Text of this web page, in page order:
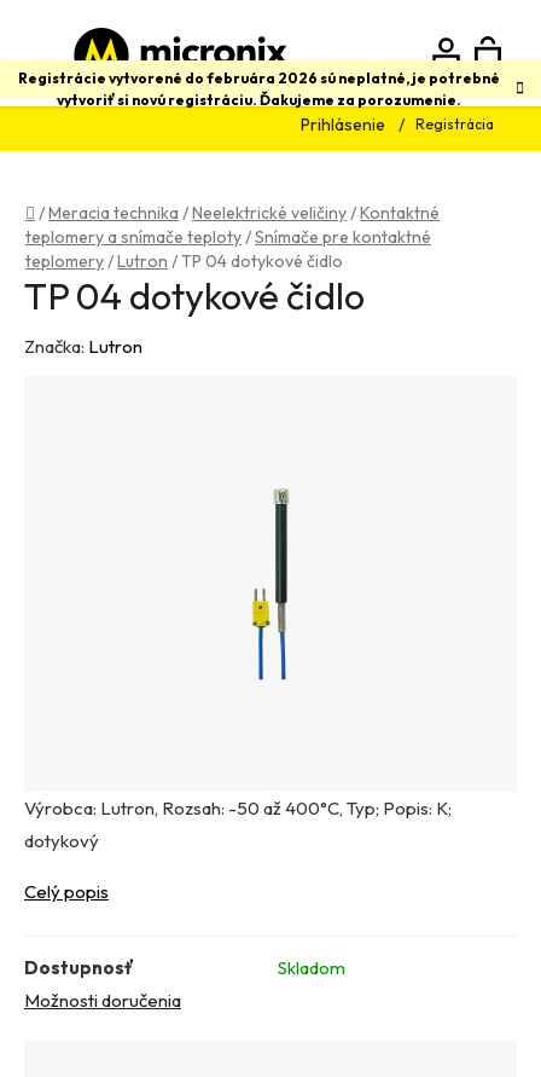
obsah
Registrácie vytvorené do februára 2026 sú neplatné, je potrebné
vytvoriť si novú registráciu. Ďakujeme za porozumenie.
Prihlásenie Registrácia
Hľadať
Domov
/Meracia technika /Neelektrické veličiny/Kontaktné
teplomery a snímače teploty/Snímače pre kontaktné
teplomery/Lutron /TP 04 dotykové čidlo
Výrobca: Lutron, Rozsah: -50 až 400°C, Typ; Popis: K;
dotykový
Celý popis
Dostupnosť
Skladom
Možnosti doručenia
TP 04 dotykové čidlo
Značka: Lutron